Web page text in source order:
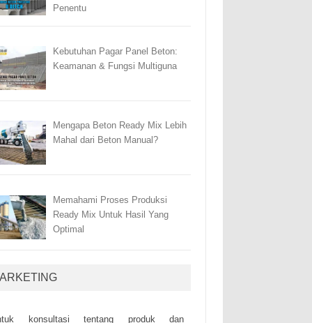
Penentu
Kebutuhan Pagar Panel Beton:
Keamanan & Fungsi Multiguna
Mengapa Beton Ready Mix Lebih
Mahal dari Beton Manual?
Memahami Proses Produksi
Ready Mix Untuk Hasil Yang
Optimal
kоnsultаsі tеntаng рrоduk dаn